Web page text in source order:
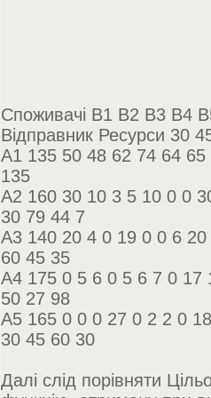
Споживачі B1 B2 B3 B4
Відправник Ресурси 30
A1 135 50 48 62 74 64
135
A2 160 30 10 3 5 10 0 0
30 79 44 7
A3 140 20 4 0 19 0 0 6
60 45 35
A4 175 0 5 6 0 5 6 7 0 17
50 27 98
A5 165 0 0 0 27 0 2 2 0
30 45 60 30
Далі слід порівняти